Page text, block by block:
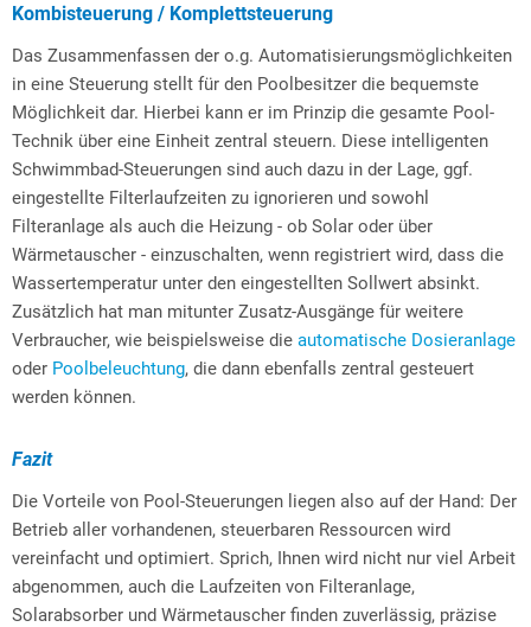
Kombisteuerung / Komplettsteuerung
Das Zusammenfassen der o.g. Automatisierungsmöglichkeiten
in eine Steuerung stellt für den Poolbesitzer die bequemste
Möglichkeit dar. Hierbei kann er im Prinzip die gesamte Pool-
Technik über eine Einheit zentral steuern. Diese intelligenten
Schwimmbad-Steuerungen sind auch dazu in der Lage, ggf.
eingestellte Filterlaufzeiten zu ignorieren und sowohl
Filteranlage als auch die Heizung - ob Solar oder über
Wärmetauscher - einzuschalten, wenn registriert wird, dass die
Wassertemperatur unter den eingestellten Sollwert absinkt.
Zusätzlich hat man mitunter Zusatz-Ausgänge für weitere
Verbraucher, wie beispielsweise die automatische Dosieranlage
oder Poolbeleuchtung, die dann ebenfalls zentral gesteuert
werden können.
Fazit
Die Vorteile von Pool-Steuerungen liegen also auf der Hand: Der
Betrieb aller vorhandenen, steuerbaren Ressourcen wird
vereinfacht und optimiert. Sprich, Ihnen wird nicht nur viel Arbeit
abgenommen, auch die Laufzeiten von Filteranlage,
Solarabsorber und Wärmetauscher finden zuverlässig, präzise